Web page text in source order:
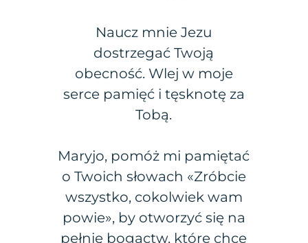
Naucz mnie Jezu
dostrzegać Twoją
obecność. Wlej w moje
serce pamięć i tęsknotę za
Tobą.
Maryjo, pomóż mi pamiętać
o Twoich słowach «Zróbcie
wszystko, cokolwiek wam
powie», by otworzyć się na
pełnię bogactw, które chce